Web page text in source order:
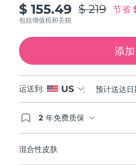
$ 155.49 $ 219 节省
包括增值税和关税
添加
运送到: US 预计送达日
2 年免费质保
混合性皮肤